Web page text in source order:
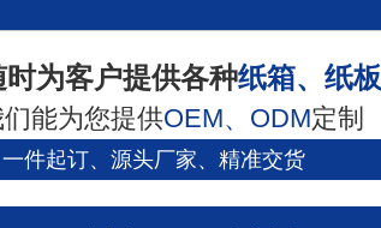
时为客户提供各种纸箱、纸板
能为您提供OEM、ODM定制
一件起订、源头厂家、精准交货